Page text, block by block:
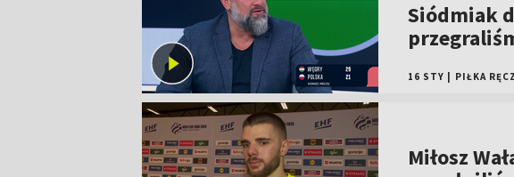
Siódmiak
16 STY PIŁKA
Miłosz